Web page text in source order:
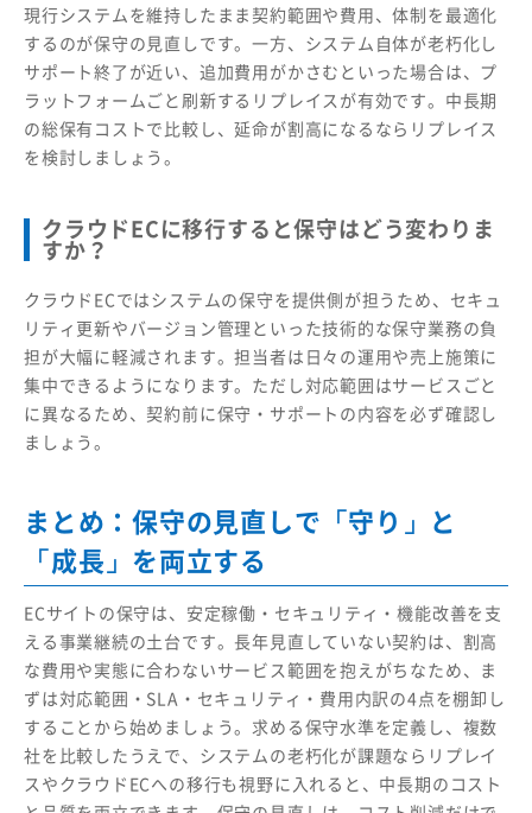
現行システムを維持したまま契約範囲や費用、体制を最適化
するのが保守の見直しです。一方、システム自体が老朽化し
サポート終了が近い、追加費用がかさむといった場合は、プ
ラットフォームごと刷新するリプレイスが有効です。中長期
の総保有コストで比較し、延命が割高になるならリプレイス
を検討しましょう。
クラウドECに移行すると保守はどう変わりま
すか？
クラウドECではシステムの保守を提供側が担うため、セキュ
リティ更新やバージョン管理といった技術的な保守業務の負
担が大幅に軽減されます。担当者は日々の運用や売上施策に
集中できるようになります。ただし対応範囲はサービスごと
に異なるため、契約前に保守・サポートの内容を必ず確認し
ましょう。
まとめ：保守の見直しで「守り」と
「成長」を両立する
ECサイトの保守は、安定稼働・セキュリティ・機能改善を支
える事業継続の土台です。長年見直していない契約は、割高
な費用や実態に合わないサービス範囲を抱えがちなため、ま
ずは対応範囲・SLA・セキュリティ・費用内訳の4点を棚卸し
することから始めましょう。求める保守水準を定義し、複数
社を比較したうえで、システムの老朽化が課題ならリプレイ
スやクラウドECへの移行も視野に入れると、中長期のコスト